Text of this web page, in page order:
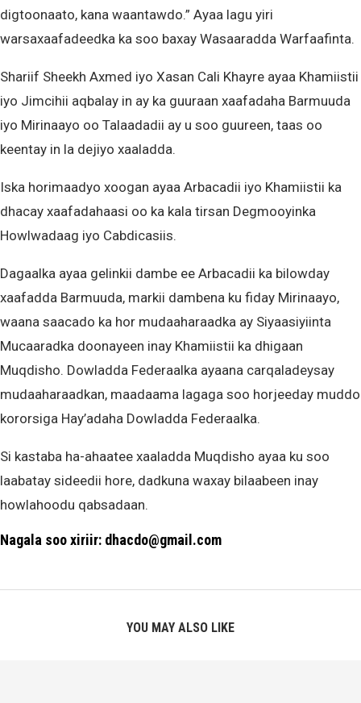
digtoonaato, kana waantawdo.” Ayaa lagu yiri
warsaxaafadeedka ka soo baxay Wasaaradda Warfaafinta.
Shariif Sheekh Axmed iyo Xasan Cali Khayre ayaa Khamiistii
iyo Jimcihii aqbalay in ay ka guuraan xaafadaha Barmuuda
iyo Mirinaayo oo Talaadadii ay u soo guureen, taas oo
keentay in la dejiyo xaaladda.
Iska horimaadyo xoogan ayaa Arbacadii iyo Khamiistii ka
dhacay xaafadahaasi oo ka kala tirsan Degmooyinka
Howlwadaag iyo Cabdicasiis.
Dagaalka ayaa gelinkii dambe ee Arbacadii ka bilowday
xaafadda Barmuuda, markii dambena ku fiday Mirinaayo,
waana saacado ka hor mudaaharaadka ay Siyaasiyiinta
Mucaaradka doonayeen inay Khamiistii ka dhigaan
Muqdisho. Dowladda Federaalka ayaana carqaladeysay
mudaaharaadkan, maadaama lagaga soo horjeeday muddo
kororsiga Hay’adaha Dowladda Federaalka.
Si kastaba ha-ahaatee xaaladda Muqdisho ayaa ku soo
laabatay sideedii hore, dadkuna waxay bilaabeen inay
howlahoodu qabsadaan.
Nagala soo xiriir: dhacdo@gmail.com
YOU MAY ALSO LIKE